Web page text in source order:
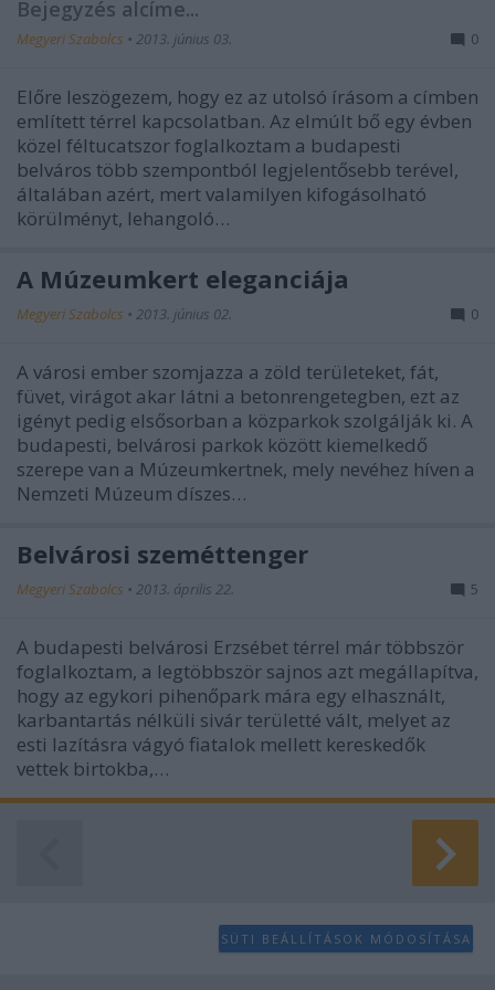
Bejegyzés alcíme...
Megyeri Szabolcs • 2013. június 03. 0
Előre leszögezem, hogy ez az utolsó írásom a címben
említett térrel kapcsolatban. Az elmúlt bő egy évben
közel féltucatszor foglalkoztam a budapesti
belváros több szempontból legjelentősebb terével,
általában azért, mert valamilyen kifogásolható
körülményt, lehangoló…
A Múzeumkert eleganciája
Megyeri Szabolcs • 2013. június 02. 0
A városi ember szomjazza a zöld területeket, fát,
füvet, virágot akar látni a betonrengetegben, ezt az
igényt pedig elsősorban a közparkok szolgálják ki. A
budapesti, belvárosi parkok között kiemelkedő
szerepe van a Múzeumkertnek, mely nevéhez híven a
Nemzeti Múzeum díszes…
Belvárosi szeméttenger
Megyeri Szabolcs • 2013. április 22. 5
A budapesti belvárosi Erzsébet térrel már többször
foglalkoztam, a legtöbbször sajnos azt megállapítva,
hogy az egykori pihenőpark mára egy elhasznált,
karbantartás nélküli sivár területté vált, melyet az
esti lazításra vágyó fiatalok mellett kereskedők
vettek birtokba,…
SÜTI BEÁLLÍTÁSOK MÓDOSÍTÁSA